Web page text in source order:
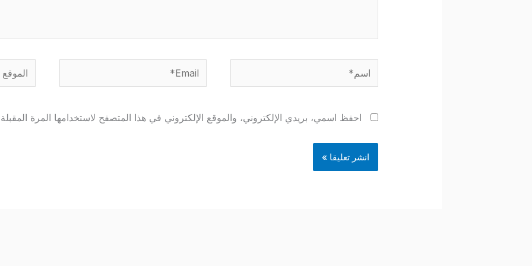
اسم* Email* الموقع
احفظ اسمي، بريدي الإلكتروني، والموقع الإلكتروني في هذا المتصفح لاستخدامها المرة